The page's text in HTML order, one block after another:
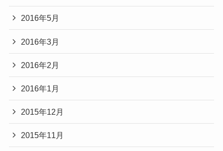
2016年5月
2016年3月
2016年2月
2016年1月
2015年12月
2015年11月